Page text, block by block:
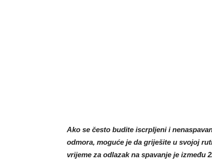
Ako se često budite iscrpljeni i
odmora, moguće je da griješite u svojoj
vrijeme za odlazak na spavanje je između